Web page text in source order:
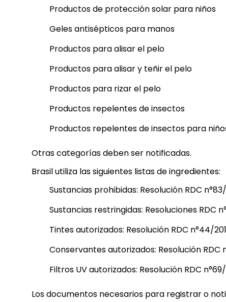
Productos de protección solar para niños
Geles antisépticos para manos
Productos para alisar el pelo
Productos para alisar y teñir el pelo
Productos para rizar el pelo
Productos repelentes de insectos
Productos repelentes de insectos para
Otras categorías deben ser notificadas.
Brasil utiliza las siguientes listas de ingredientes:
Sustancias prohibidas: Resolución RDC
Sustancias restringidas: Resoluciones RDC
Tintes autorizados: Resolución RDC n°44/
Conservantes autorizados: Resolución RDC
Filtros UV autorizados: Resolución RDC
Los documentos necesarios para registrar o